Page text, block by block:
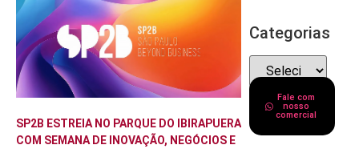
SP2B ESTREIA NO PARQUE DO IBIRAPUERA
COM SEMANA DE INOVAÇÃO, NEGÓCIOS E
Categorias
Fale com
nosso
comercial